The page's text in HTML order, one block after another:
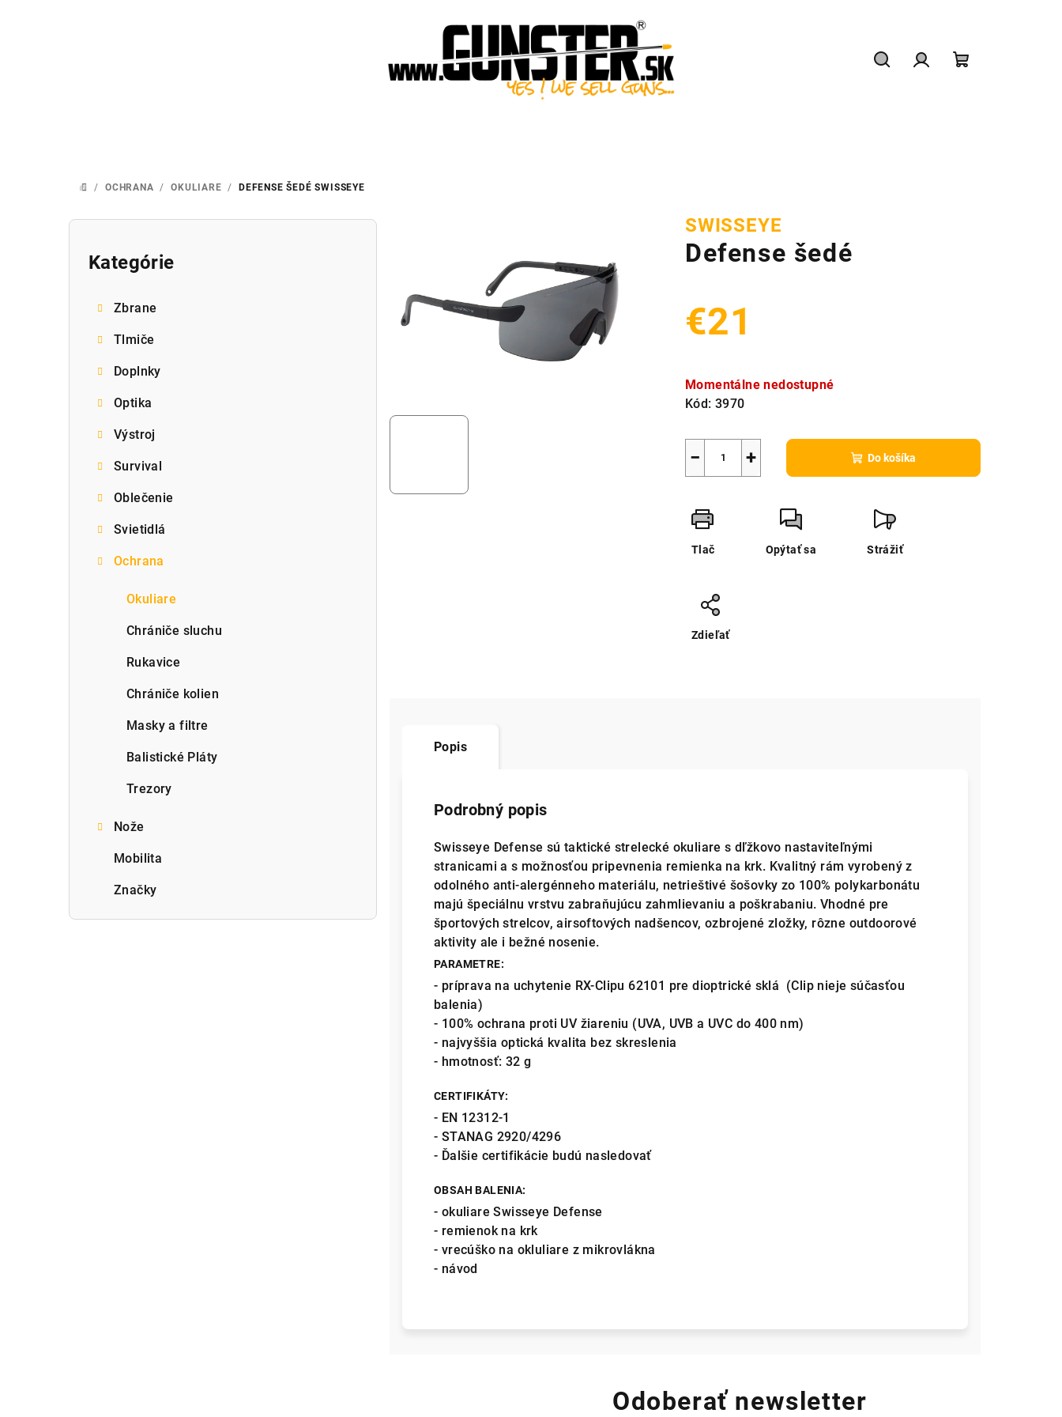
DOMOV
/ OCHRANA / OKULIARE / DEFENSE ŠEDÉSWISSEYE
B
Preskočiť
Kategórie
Zbrane
Tlmiče
Doplnky
Optika
Výstroj
Survival
Oblečenie
Svietidlá
Ochrana
Okuliare
Chrániče sluchu
Rukavice
Chrániče kolien
Masky a filtre
Balistické Pláty
Trezory
Nože
Mobilita
Značky
SWISSEYE
Defense šedé
€21
cena:
Momentálne nedostupné
Kód: 3970
+
− Do košíka
Tlač Opýtať sa Strážiť
Zdieľať
Popis
Podrobný popis
Swisseye Defense sú taktické strelecké okuliare s dľžkovo nastaviteľnými
stranicami a s možnosťou pripevnenia remienka na krk. Kvalitný rám vyrobený z
odolného anti-alergénneho materiálu, netrieštivé šošovky zo 100% polykarbonátu
majú špeciálnu vrstvu zabraňujúcu zahmlievaniu a poškrabaniu. Vhodné pre
športových strelcov, airsoftových nadšencov, ozbrojené zložky, rôzne outdoorové
aktivity ale i bežné nosenie.
PARAMETRE:
- príprava na uchytenie RX-Clipu 62101 pre dioptrické sklá (Clip nieje súčasťou
balenia)
- 100% ochrana proti UV žiareniu (UVA, UVB a UVC do 400 nm)
- najvyššia optická kvalita bez skreslenia
- hmotnosť: 32 g
CERTIFIKÁTY:
- EN 12312-1
- STANAG 2920/4296
- Ďalšie certifikácie budú nasledovať
OBSAH BALENIA:
- okuliare Swisseye Defense
- remienok na krk
- vrecúško na okluliare z mikrovlákna
- návod
Odoberať newsletter